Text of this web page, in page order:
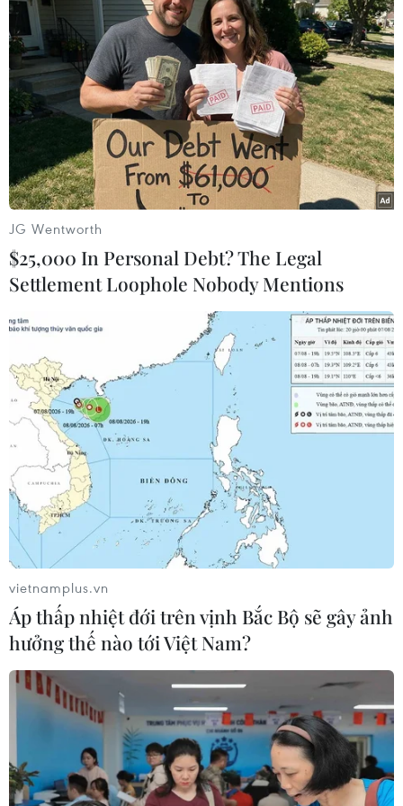
khai khoáng v.v; cho rằng cần thúc đẩy mạnh
hơn nữa quan hệ hợp tác trực tiếpgiữa các địa
phương hai nước./.
(TTXVN)
#Việt Nam #Liên bang Nga
#Hợp tác
#Thành lập FTA
Nga Pháp
TIN CÙNG CHUYÊN MỤC
Ngân hàng Trung ương Trung Quốc
mua thêm 20 tấn vàng trong tháng 7
JG Wentworth
$25,000 In Personal Debt? The Legal
Settlement Loophole Nobody Mentions
vietnamplus.vn
Áp thấp nhiệt đới trên vịnh Bắc Bộ sẽ gây ảnh
hưởng thế nào tới Việt Nam?